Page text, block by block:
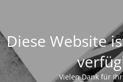
Diese Website
Vielen Dank für